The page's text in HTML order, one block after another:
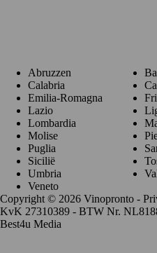
Abruzzen
Calabria
Emilia-Romagna
Lazio
Lombardia
Molise
Puglia
Sicilië
Umbria
Veneto
Copyright © 2026 Vinopronto -
KvK 27310389 - BTW Nr.
Best4u Media